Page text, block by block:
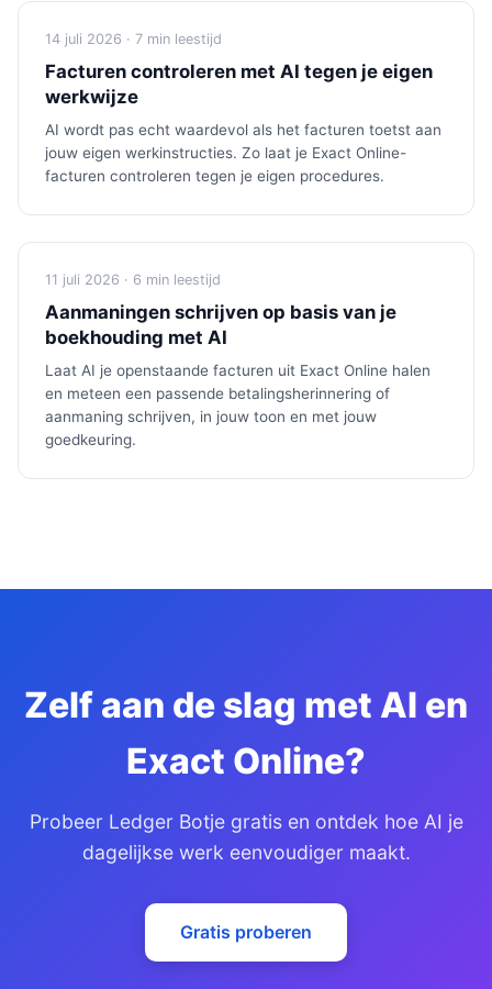
14 juli 2026 · 7 min leestijd
Facturen controleren met AI tegen je eigen
werkwijze
AI wordt pas echt waardevol als het facturen toetst aan
jouw eigen werkinstructies. Zo laat je Exact Online-
facturen controleren tegen je eigen procedures.
11 juli 2026 · 6 min leestijd
Aanmaningen schrijven op basis van je
boekhouding met AI
Laat AI je openstaande facturen uit Exact Online halen
en meteen een passende betalingsherinnering of
aanmaning schrijven, in jouw toon en met jouw
goedkeuring.
Zelf aan de slag met AI en
Exact Online?
Probeer Ledger Botje gratis en ontdek hoe AI je
dagelijkse werk eenvoudiger maakt.
Gratis proberen